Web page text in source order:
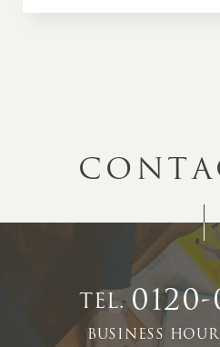
CONTA
TEL.
BUSINESS